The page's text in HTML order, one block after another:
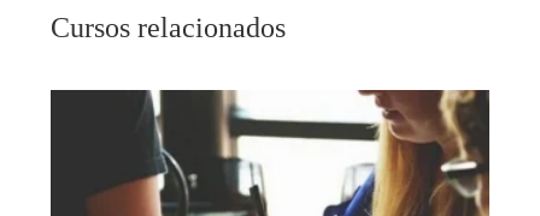
Cursos relacionados